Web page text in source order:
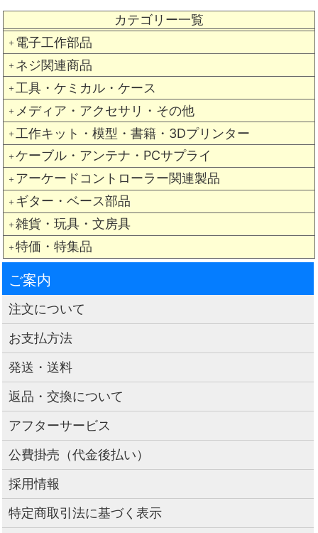
カテゴリー一覧
＋ 電子工作部品
＋ ネジ関連商品
＋ 工具・ケミカル・ケース
＋ メディア・アクセサリ・その他
＋ 工作キット・模型・書籍・3Dプリンター
＋ ケーブル・アンテナ・PCサプライ
＋ アーケードコントローラー関連製品
＋ ギター・ベース部品
＋ 雑貨・玩具・文房具
＋ 特価・特集品
ご案内
注文について
お支払方法
発送・送料
返品・交換について
アフターサービス
公費掛売（代金後払い）
採用情報
特定商取引法に基づく表示